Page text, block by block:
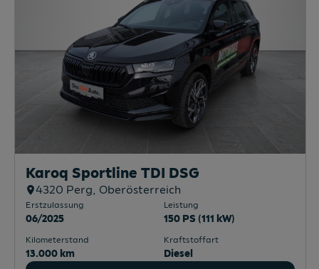
Karoq Sportline TDI DSG
4320 Perg, Oberösterreich
Erstzulassung
06/2025
Leistung
150 PS (111 kW)
Kilometerstand
13.000 km
Kraftstoffart
Diesel